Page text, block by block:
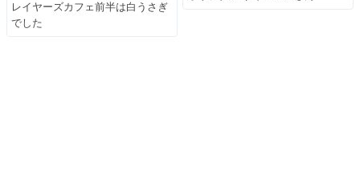
レイヤーズカフェ前半は白うさぎ
でした